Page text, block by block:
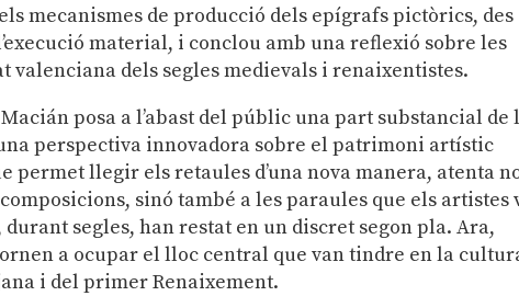
mecanismes de producció dels epígrafs pictòrics, des
material, i conclou amb una reflexió sobre les
valenciana dels segles medievals i renaixentistes.
posa a l’abast del públic una part substancial de
perspectiva innovadora sobre el patrimoni artístic
permet llegir els retaules d’una nova manera, atenta
sinó també a les paraules que els artistes
segles, han restat en un discret segon pla. Ara,
a ocupar el lloc central que van tindre en la
i del primer Renaixement.